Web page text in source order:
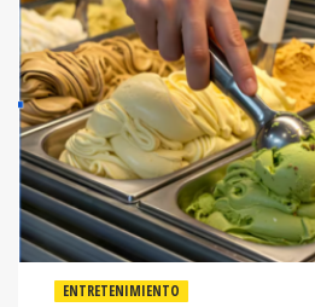
ENTRETENIMIENTO